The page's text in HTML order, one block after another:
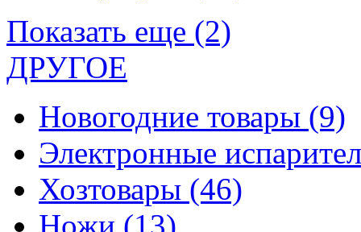
Показать еще (2)
ДРУГОЕ
Новогодние товары (9)
Электронные
Хозтовары (46)